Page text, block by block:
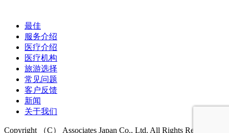
最佳
服务介绍
医疗介绍
医疗机构
旅游选择
常见问题
客户反馈
新闻
关于我们
Copyright （C） Associates Japan Co., Ltd. All Rights Reserved.